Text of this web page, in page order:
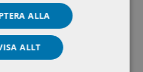
bolaget…
som leverantör av
ALLA
ALLT